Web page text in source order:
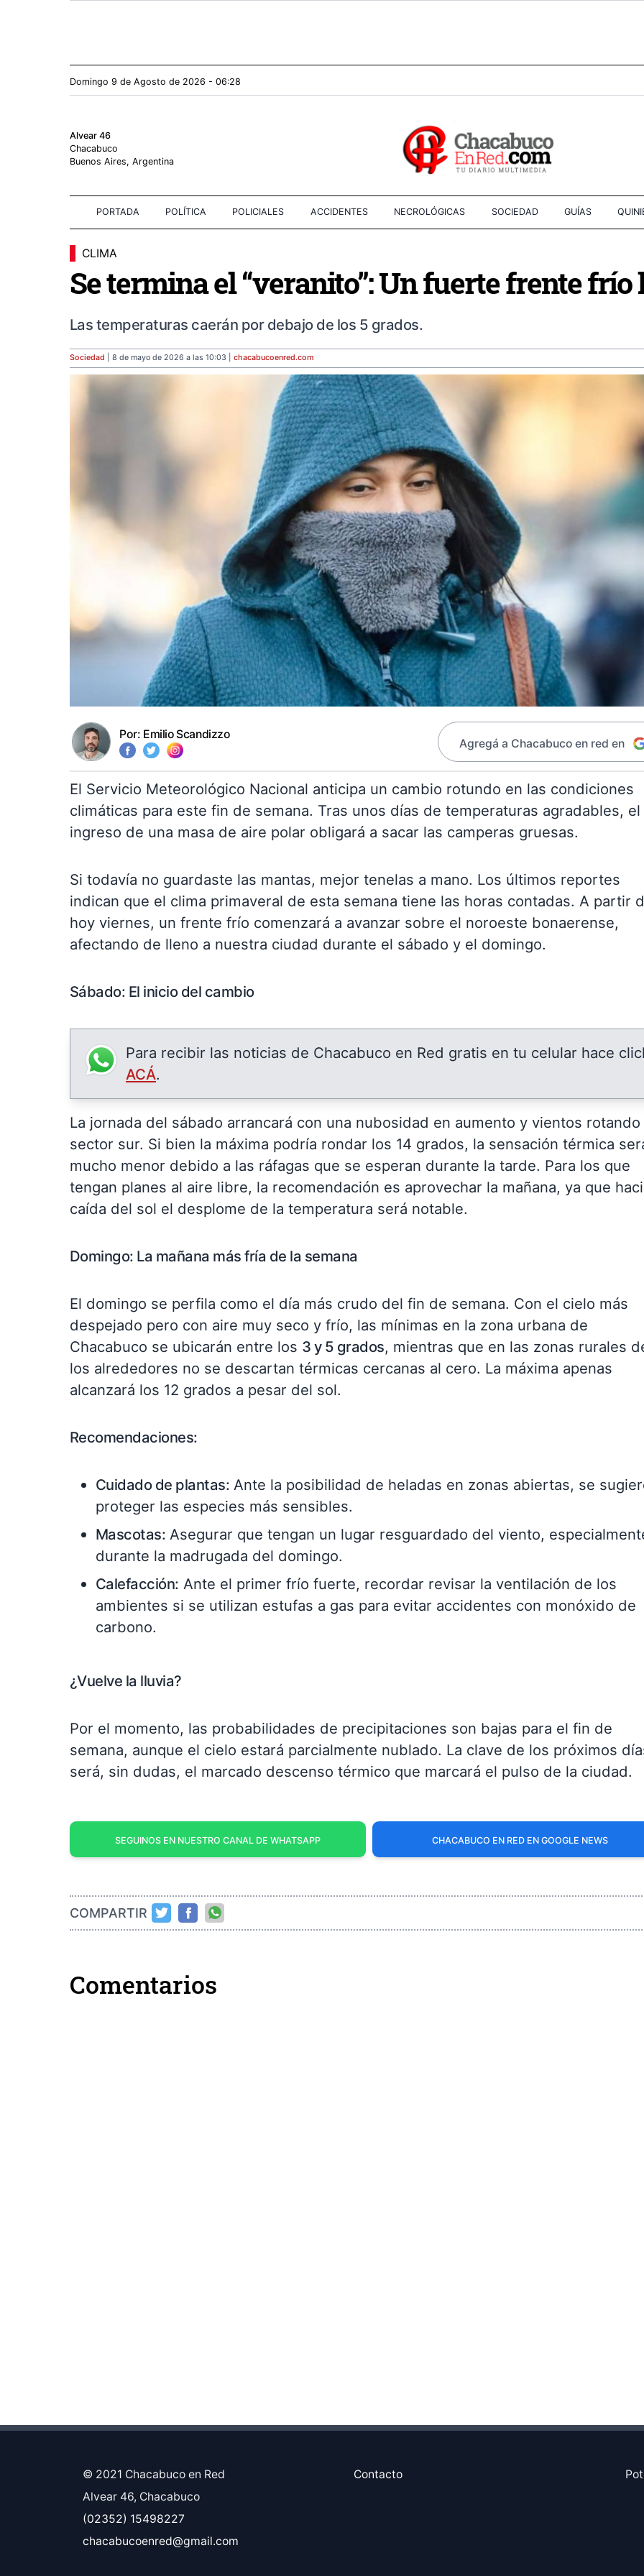
Domingo 9 de Agosto de 2026 - 06:28
Alvear 46
Chacabuco
Buenos Aires, Argentina
PORTADA POLÍTICA POLICIALES ACCIDENTES NECROLÓGICAS SOCIEDAD GUÍAS
CLIMA
Se termina el “veranito”: Un fuerte frente frío
Las temperaturas caerán por debajo de los 5 grados.
Sociedad | 8 de mayo de 2026 a las 10:03 | chacabucoenred.com
Por: Emilio Scandizzo
Agregá a Chacabuco en red en
El Servicio Meteorológico Nacional anticipa un cambio rotundo en las condiciones
climáticas para este fin de semana. Tras unos días de temperaturas agradables, el
ingreso de una masa de aire polar obligará a sacar las camperas gruesas.
Si todavía no guardaste las mantas, mejor tenelas a mano. Los últimos reportes
indican que el clima primaveral de esta semana tiene las horas contadas. A partir
hoy viernes, un frente frío comenzará a avanzar sobre el noroeste bonaerense,
afectando de lleno a nuestra ciudad durante el sábado y el domingo.
Sábado: El inicio del cambio
Para recibir las noticias de Chacabuco en Red gratis en tu celular hace
ACÁ.
La jornada del sábado arrancará con una nubosidad en aumento y vientos rotando
sector sur. Si bien la máxima podría rondar los 14 grados, la sensación térmica
mucho menor debido a las ráfagas que se esperan durante la tarde. Para los que
tengan planes al aire libre, la recomendación es aprovechar la mañana, ya que
caída del sol el desplome de la temperatura será notable.
Domingo: La mañana más fría de la semana
El domingo se perfila como el día más crudo del fin de semana. Con el cielo más
despejado pero con aire muy seco y frío, las mínimas en la zona urbana de
Chacabuco se ubicarán entre los 3 y 5 grados, mientras que en las zonas rurales
los alrededores no se descartan térmicas cercanas al cero. La máxima apenas
alcanzará los 12 grados a pesar del sol.
Recomendaciones:
Cuidado de plantas: Ante la posibilidad de heladas en zonas abiertas, se
proteger las especies más sensibles.
Mascotas: Asegurar que tengan un lugar resguardado del viento,
durante la madrugada del domingo.
Calefacción: Ante el primer frío fuerte, recordar revisar la ventilación de los
ambientes si se utilizan estufas a gas para evitar accidentes con monóxido de
carbono.
¿Vuelve la lluvia?
Por el momento, las probabilidades de precipitaciones son bajas para el fin de
semana, aunque el cielo estará parcialmente nublado. La clave de los próximos
será, sin dudas, el marcado descenso térmico que marcará el pulso de la ciudad.
SEGUINOS EN NUESTRO CANAL DE WHATSAPP CHACABUCO EN RED EN GOOGLE NEWS
COMPARTIR
Comentarios
© 2021 Chacabuco en Red
Alvear 46, Chacabuco
(02352) 15498227
chacabucoenred@gmail.com
Contacto